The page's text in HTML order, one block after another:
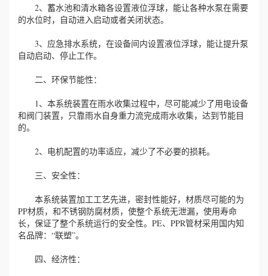
2、蓄水池和清水箱各设置液位浮球，能让各种水泵在需要
的水位时，自动进入启动或者关闭状态。
3、应急排水系统，在设备间内设置液位浮球，能让提升泵
自动启动、停止工作。
二、环保节能性：
1、本系统装置在雨水收集过程中，尽可能减少了用电设备
和阀门装置，只靠雨水自身重力流完成雨水收集，达到节能目
的。
2、电机配置的功率适应，减少了不必要的损耗。
三、安全性：
本系统装置加工工艺先进，密封性能好，材质尽可能的为
PP材质，和不锈钢防腐材质，使整个系统无泄漏，使用寿命
长，保证了整个系统运行的安全性。PE、PPR管材采用国内知
名品牌：“联塑”。
四、经济性：